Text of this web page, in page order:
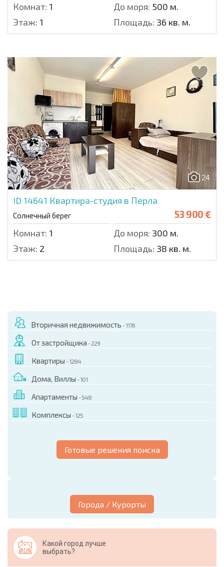
Комнат: 1 До моря: 500 м.
Этаж: 1 Площадь: 36 кв. м.
24
ID 14641 Квартира-студия в Перла
Солнечный берег 53 900 €
Комнат: 1 До моря: 300 м.
Этаж: 2 Площадь: 38 кв. м.
Вторичная недвижимость - 1176
От застройщика - 229
Квартиры - 1284
Дома, Виллы - 101
Апартаменты - 548
Комплексы - 125
Готовые решения поиска
Города / Курорты
Какой город лучше
выбрать?